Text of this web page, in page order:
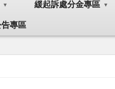
緩起訴處分金專區
專區